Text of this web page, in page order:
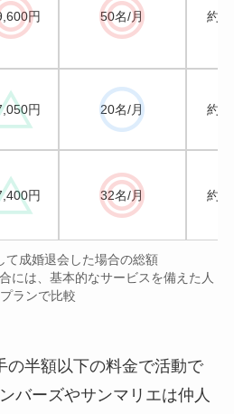
円 50名/月 約
円 20名/月 約
円 32名/月 約
成婚退会した場合の総額
には、基本的なサービスを備えた人
ランで比較
の半額以下の料金で活動で
バーズやサンマリエは仲人